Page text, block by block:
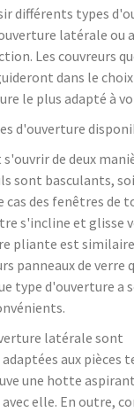
différents types
latérale ou
Les couvreurs
dans le
le plus adapté à
d'ouverture
s'ouvrir de deux
sont basculants,
cas des fenêtres de
s'incline et glisse
pliante est
panneaux de verre
type d'ouverture a
latérale sont
aux pièces
une hotte
elle. En outre,